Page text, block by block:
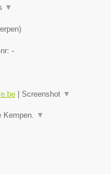
▼
)
-
Screenshot ▼
Kempen. ▼